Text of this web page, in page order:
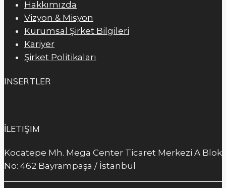
Hakkımızda
Vizyon & Misyon
Kurumsal Şirket Bilgileri
Kariyer
Şirket Politikaları
INSERTLER
İLETIŞIM
Kocatepe Mh. Mega Center Ticaret Merkezi A Blok
No: 462 Bayrampaşa / İstanbul